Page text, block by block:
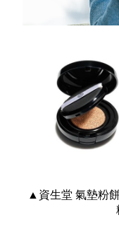
▲資生堂 氣墊粉